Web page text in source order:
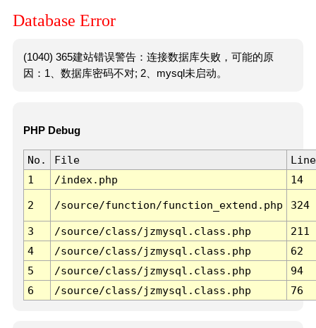
Database Error
(1040) 365建站错误警告：连接数据库失败，可能的原
因：1、数据库密码不对; 2、mysql未启动。
PHP Debug
No. File
Line
1
/index.php 14
2 /source/function/function_extend.php 324
3 /source/class/jzmysql.class.php
211
4
/source/class/jzmysql.class.php
62
5
/source/class/jzmysql.class.php
94
6
/source/class/jzmysql.class.php 76